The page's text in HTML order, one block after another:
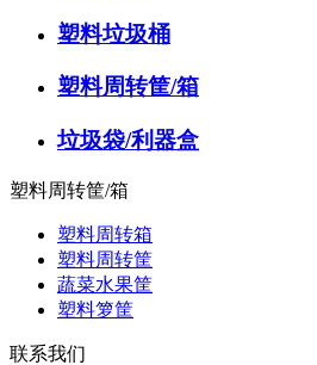
塑料垃圾桶
塑料周转筐/箱
垃圾袋/利器盒
塑料周转筐/箱
塑料周转箱
塑料周转筐
蔬菜水果筐
塑料箩筐
联系我们